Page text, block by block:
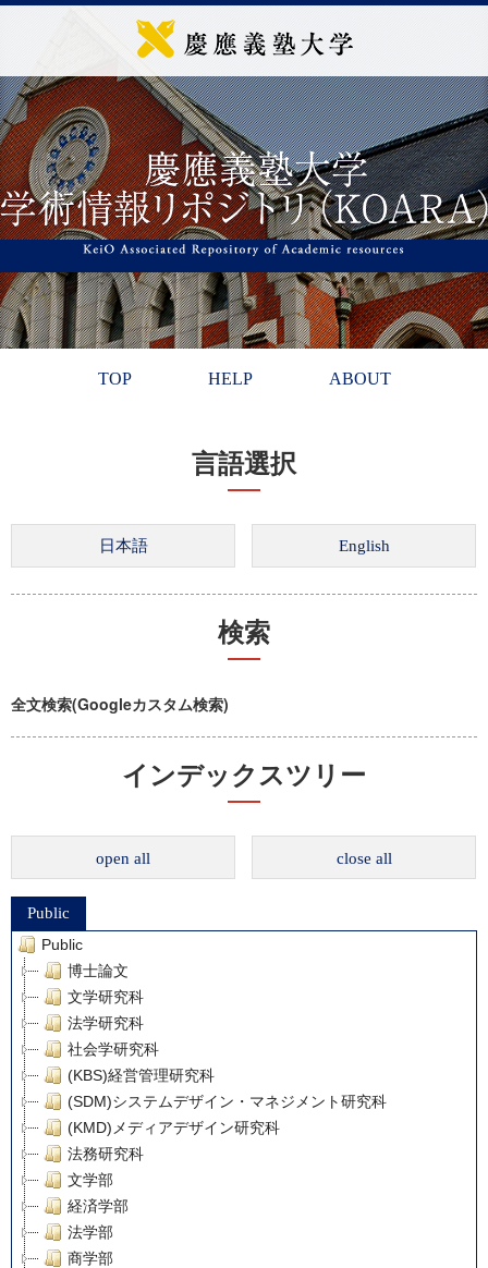
TOP HELP ABOUT
言語選択
検索
全文検索(Googleカスタム検索)
インデックスツリー
open all close all
Public
Public
博士論文
文学研究科
法学研究科
社会学研究科
(KBS)経営管理研究科
(SDM)システムデザイン・マネジメント研究科
(KMD)メディアデザイン研究科
法務研究科
文学部
経済学部
法学部
商学部